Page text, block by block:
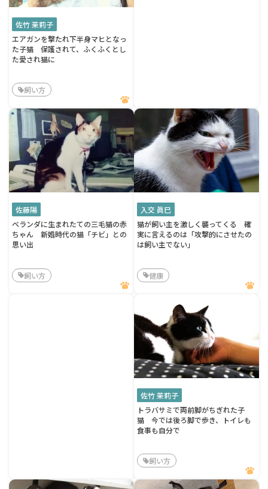
佐竹 茉莉子
エアガンを撃たれ下半身マヒとなっ
た子猫 保護されて、ふくふくとし
た愛され猫に
飼い方
佐藤陽
ベランダに生まれたての三毛猫の赤
ちゃん 新婚時代の猫「チビ」との
思い出
飼い方
入交 眞巳
猫が飼い主を激しく襲ってくる 確
実に言えるのは「攻撃的にさせたの
は飼い主でない」
健康
佐竹 茉莉子
トラバサミで両前脚がちぎれた子
猫 今では後ろ脚で歩き、トイレも
食事も自分で
飼い方